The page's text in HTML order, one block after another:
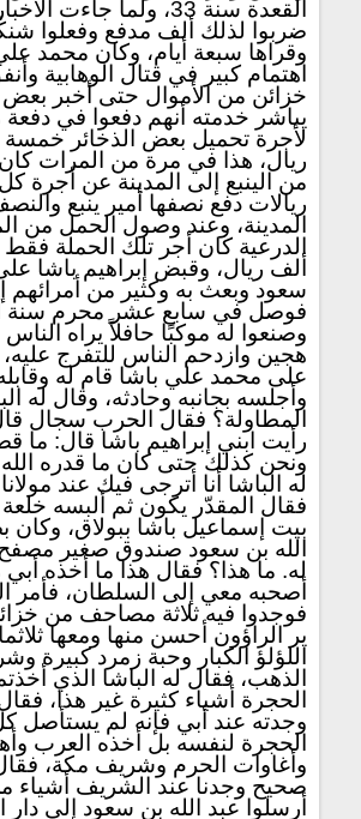
القعدة سنة 33، ولما جاءت
ضربوا لذلك ألف مدفع وفعلوا
وقراها سبعة أيام، وكان محمد
اهتمام كبير في قتال الوهابية
خزائن من الأموال حتى أخبر
يباشر خدمته أنهم دفعوا في
لأجرة تحميل بعض الذخائر خمسة
ريال، هذا في مرة من المرات
من الينبع إلى المدينة عن أجرة
ريالات دفع نصفها أمير ينبع
المدينة، وعند وصول الحمل من
الدرعية كان أجر تلك الحملة فقط
ألف ريال، وقبض إبراهيم باشا
سعود وبعث به وكثير من أمرائهم
فوصل في سابع عشر محرم سنة
وصنعوا له موكبًا حافلاً يراه
هجين وازدحم الناس للتفرج
على محمد علي باشا قام له
وأجلسه بجانبه وحادثه، وقال له
المطاولة؟ فقال الحرب سجال
رأيت ابني إبراهيم باشا قال: ما
ونحن كذلك حتى كان ما قدره
له الباشا أنا أترجى فيك عند
فقال المقدّر يكون ثم ألبسه
بيت إسماعيل باشا ببولاق، وكان
الله بن سعود صندوق صغير مصفح
له. ما هذا؟ فقال هذا ما أخذه
أصحبه معي إلى السلطان، فأمر
فوجدوا فيه ثلاثة مصاحف من
ير الراؤون أحسن منها ومعها
اللؤلؤ الكبار وحبة زمرد كبيرة
الذهب، فقال له الباشا الذي
الحجرة أشياء كثيرة غير هذا،
وجدته عند أبي فإنه لم يستأصل
الحجرة لنفسه بل أخذه العرب
وأغاوات الحرم وشريف مكة،
صحيح وجدنا عند الشريف أشياء
أرسلوا عبد الله بن سعود إلى دار